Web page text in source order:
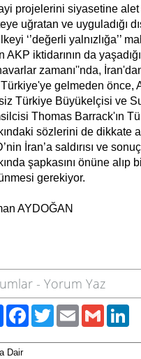
projelerini siyasetine
uğratan ve uyguladığı
‘’değerli yalnızlığa’’
AKP iktidarının da
zamanı''nda,
Türkiye'ye gelmeden önce,
Türkiye Büyükelçisi ve
Thomas Barrack'ın
sözlerini de dikkate
İran’a saldırısı ve
şapkasını önüne alıp
gerekiyor.
AYDOĞAN
- Yorum Yaz
PaylaşFacebook
TwitterEmailGmail